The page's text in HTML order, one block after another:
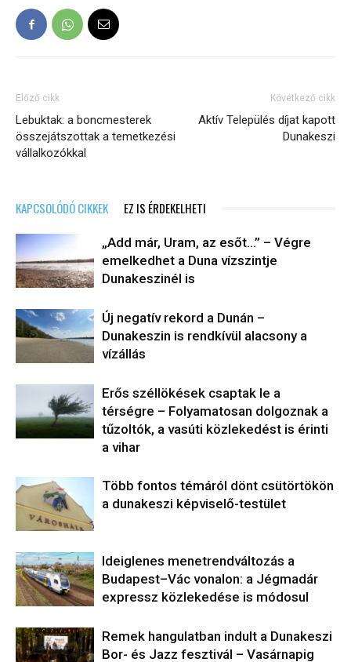
Előző cikk
Lebuktak: a boncmesterek
összejátszottak a temetkezési
vállalkozókkal
Következő cikk
Aktív Település díjat kapott
Dunakeszi
KAPCSOLÓDÓ CIKKEK EZ IS ÉRDEKELHETI
„Add már, Uram, az esőt…” – Végre
emelkedhet a Duna vízszintje
Dunakeszinél is
Új negatív rekord a Dunán –
Dunakeszin is rendkívül alacsony a
vízállás
Erős széllökések csaptak le a
térségre – Folyamatosan dolgoznak a
tűzoltók, a vasúti közlekedést is érinti
a vihar
Több fontos témáról dönt csütörtökön
a dunakeszi képviselő-testület
Ideiglenes menetrendváltozás a
Budapest–Vác vonalon: a Jégmadár
expressz közlekedése is módosul
Remek hangulatban indult a Dunakeszi
Bor- és Jazz fesztivál – Vasárnapig